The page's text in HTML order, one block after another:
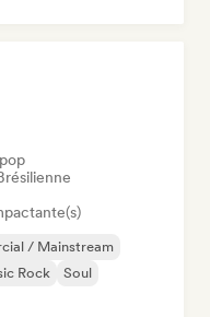
/ Mainstream
Rock
Soul